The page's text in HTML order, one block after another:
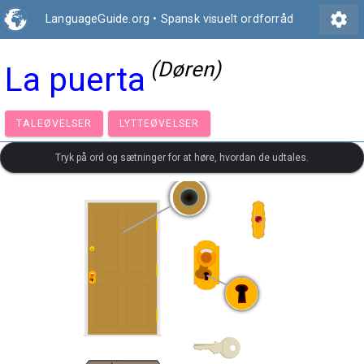
LanguageGuide.org • Spansk visuelt ordforråd settings
La puerta (Døren)
TALEØVELSER LYTTEØVELSER
Tryk på ord og sætninger for at høre, hvordan de udtales.